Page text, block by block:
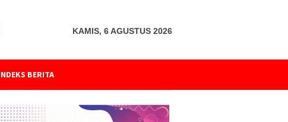
KAMIS, 6 AGUSTUS 2026
BERITA